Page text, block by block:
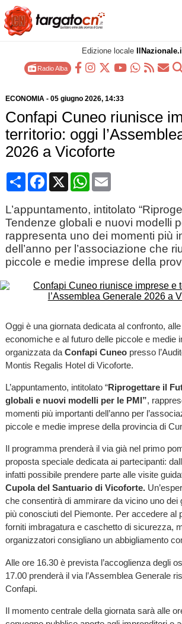
Edizione locale
Radio Alba
ECONOMIA- 05 giugno 2026, 14:33
Confapi Cuneo riunisce
territorio: oggi
2026 a Vicoforte
CondividiFacebook
X WhatsApp
Email
L’appuntamento, intitolato
Tendenze globali e nuovi modelli
rappresenta uno dei momenti più
dell’anno per l’associazione che
piccole e medie imprese della
Oggi è una giornata dedicata al confronto,
economiche e al futuro delle piccole e medie
organizzata da Confapi Cuneopresso
Montis Regalis Hotel di Vicoforte.
L’appuntamento, intitolato “Riprogettare il
globali e nuovi modelli per le PMI”,
momenti più importanti dell’anno per
piccole e medie imprese della provincia di
Il programma prenderà il via già nel primo
proposta speciale dedicata ai partecipanti:
infatti possibile prendere parte alle visite
Cupola del Santuario di Vicoforte.
che consentirà di ammirare da vicino uno dei
più conosciuti del Piemonte. Per accedere al
forniti imbragatura e caschetto di sicurezza,
organizzatori consigliano un abbigliamento
Alle ore 16.30 è prevista l’accoglienza degli
17.00 prenderà il via l’Assemblea Generale
Confapi.
Il momento centrale della giornata sarà alle